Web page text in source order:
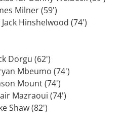
Milner (59')
Hinshelwood (74')
Dorgu (62')
Mbeumo (74')
Mount (74')
Mazraoui (74')
Shaw (82')